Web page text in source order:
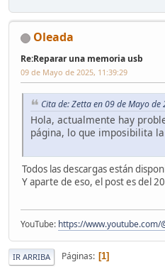
Oleada
Re:Reparar una memoria usb
09 de Mayo de 2025, 11:39:29
Cita de: Zetta en 09 de Mayo
Hola, actualmente hay
página, lo que imposibilita
Todos las descargas están
Y aparte de eso, el post es del
YouTube: https://www.youtube.com/
IR ARRIBA Páginas 1